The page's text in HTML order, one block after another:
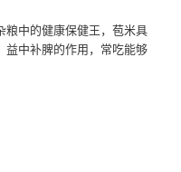
粮中的健康保健王，苞米具
益中补脾的作用，常吃能够